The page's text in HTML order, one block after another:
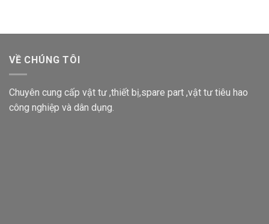
VỀ CHÚNG TÔI
Chuyên cung cấp vật tư ,thiết bị,spare part ,vật tư tiêu hao
công nghiệp và dân dụng.